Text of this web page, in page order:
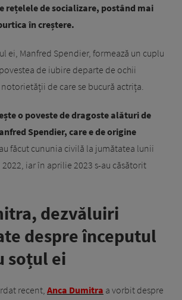
rețelele de socializare, postând mai
în creștere.
ei, Manfred Spendier, formează un cuplu
de iubire departe de ochii
de care se bucură actrița.
o poveste de dragoste alături de
Spendier, care e de origine
făcut cununia civilă la jumătatea lunii
iar în aprilie 2023 s-au căsătorit
dezvăluiri
despre începutul
soțul ei
recent, Anca Dumitra a vorbit despre